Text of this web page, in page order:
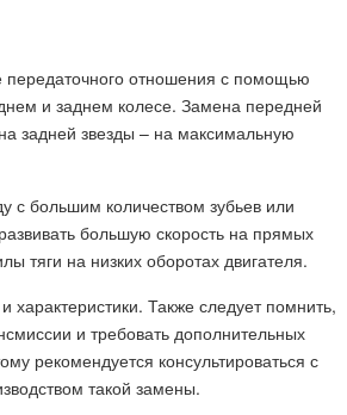
передаточного отношения с помощью
и заднем колесе. Замена передней
задней звезды – на максимальную
с большим количеством зубьев или
большую скорость на прямых
тяги на низких оборотах двигателя.
Также следует помнить,
и требовать дополнительных
рекомендуется консультироваться с
такой замены.